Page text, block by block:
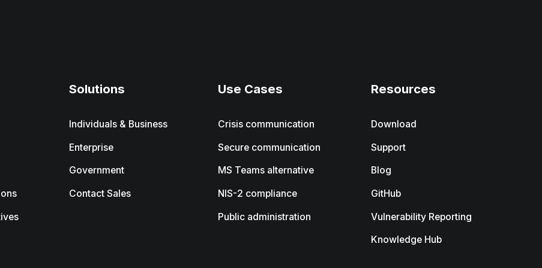
Solutions
Individuals & Business
Enterprise
Government
Contact Sales
Use Cases
Crisis communication
Secure communication
MS Teams alternative
NIS-2 compliance
Public administration
Resources
Download
Support
Blog
GitHub
Vulnerability Reporting
Knowledge Hub